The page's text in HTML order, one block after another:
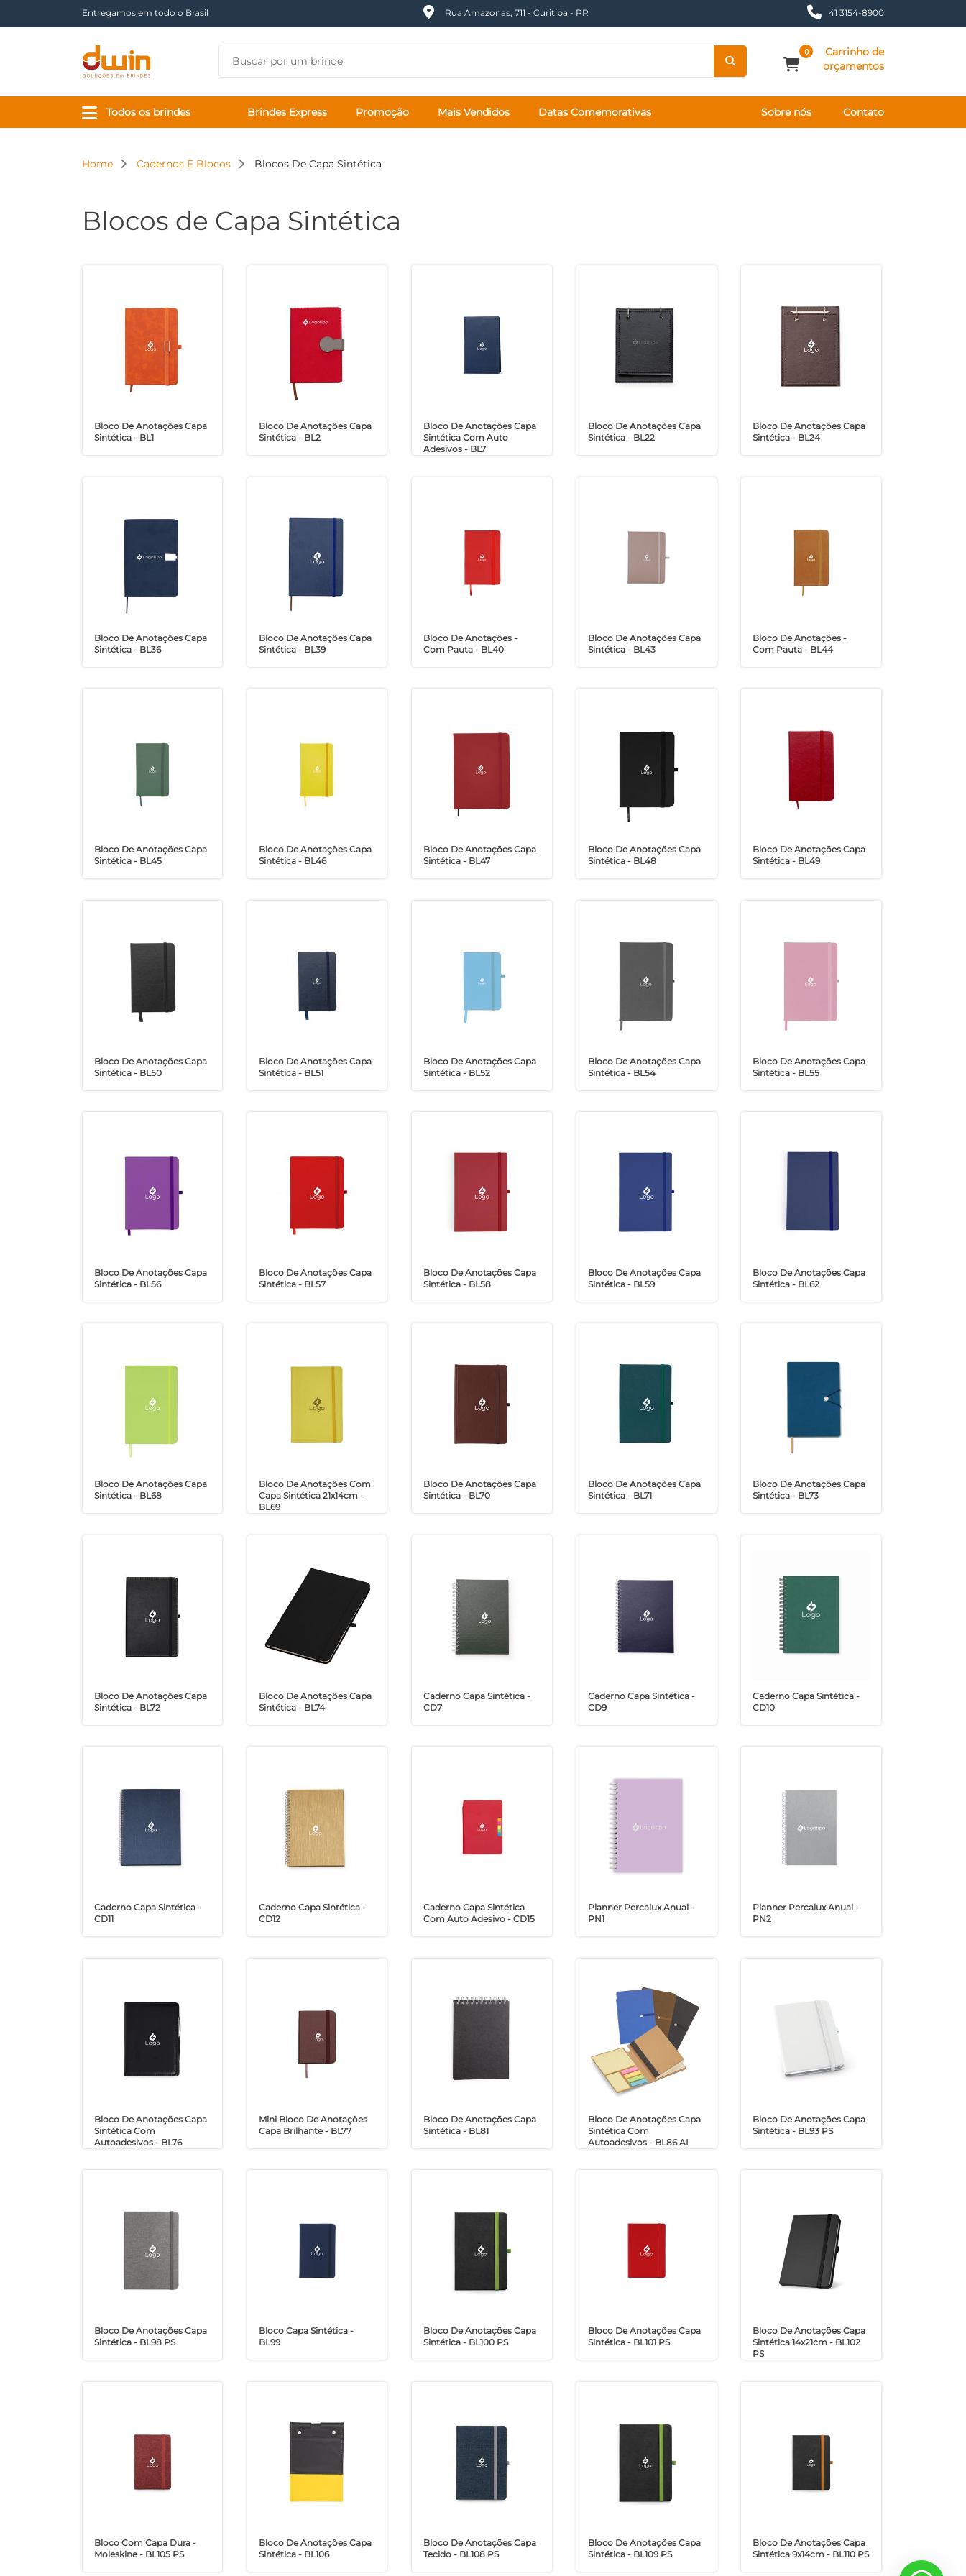
Há mais de 17 anos tornando sua marca presente Rua Amazonas, 711 - Curitiba - PR 41 3154-8900
0
Carrinho de
orçamentos
Todos os brindes Brindes Express Promoção Mais Vendidos Datas Comemorativas Sobre nós Contato
Home Cadernos E Blocos Blocos De Capa Sintética
Blocos de Capa Sintética
Bloco De Anotações Capa
Sintética - BL1
Bloco De Anotações Capa
Sintética - BL2
Bloco De Anotações Capa
Sintética Com Auto
Adesivos - BL7
Bloco De Anotações Capa
Sintética - BL22
Bloco De Anotações Capa
Sintética - BL24
Bloco De Anotações Capa
Sintética - BL36
Bloco De Anotações Capa
Sintética - BL39
Bloco De Anotações -
Com Pauta - BL40
Bloco De Anotações Capa
Sintética - BL43
Bloco De Anotações -
Com Pauta - BL44
Bloco De Anotações Capa
Sintética - BL45
Bloco De Anotações Capa
Sintética - BL46
Bloco De Anotações Capa
Sintética - BL47
Bloco De Anotações Capa
Sintética - BL48
Bloco De Anotações Capa
Sintética - BL49
Bloco De Anotações Capa
Sintética - BL50
Bloco De Anotações Capa
Sintética - BL51
Bloco De Anotações Capa
Sintética - BL52
Bloco De Anotações Capa
Sintética - BL54
Bloco De Anotações Capa
Sintética - BL55
Bloco De Anotações Capa
Sintética - BL56
Bloco De Anotações Capa
Sintética - BL57
Bloco De Anotações Capa
Sintética - BL58
Bloco De Anotações Capa
Sintética - BL59
Bloco De Anotações Capa
Sintética - BL62
Bloco De Anotações Capa
Sintética - BL68
Bloco De Anotações Com
Capa Sintética 21x14cm -
BL69
Bloco De Anotações Capa
Sintética - BL70
Bloco De Anotações Capa
Sintética - BL71
Bloco De Anotações Capa
Sintética - BL73
Bloco De Anotações Capa
Sintética - BL72
Bloco De Anotações Capa
Sintética - BL74
Caderno Capa Sintética -
CD7
Caderno Capa Sintética -
CD9
Caderno Capa Sintética -
CD10
Caderno Capa Sintética -
CD11
Caderno Capa Sintética -
CD12
Caderno Capa Sintética
Com Auto Adesivo - CD15
Planner Percalux Anual -
PN1
Planner Percalux Anual -
PN2
Bloco De Anotações Capa
Sintética Com
Autoadesivos - BL76
Mini Bloco De Anotações
Capa Brilhante - BL77
Bloco De Anotações Capa
Sintética - BL81
Bloco De Anotações Capa
Sintética Com
Autoadesivos - BL86 AI
Bloco De Anotações Capa
Sintética - BL93 PS
Bloco De Anotações Capa
Sintética - BL98 PS
Bloco Capa Sintética -
BL99
Bloco De Anotações Capa
Sintética - BL100 PS
Bloco De Anotações Capa
Sintética - BL101 PS
Bloco De Anotações Capa
Sintética 14x21cm - BL102
PS
Bloco Com Capa Dura -
Moleskine - BL105 PS
Bloco De Anotações Capa
Sintética - BL106
Bloco De Anotações Capa
Tecido - BL108 PS
Bloco De Anotações Capa
Sintética - BL109 PS
Bloco De Anotações Capa
Sintética 9x14cm - BL110 PS